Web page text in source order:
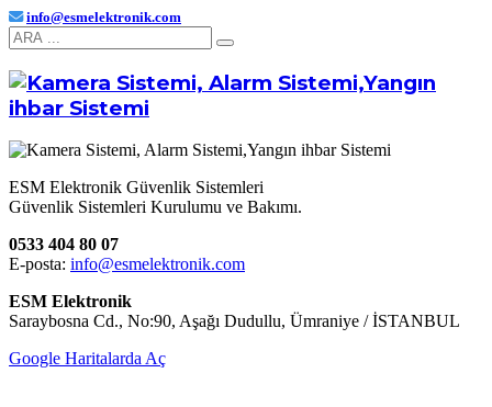
info@esmelektronik.com
ESM Elektronik Güvenlik Sistemleri
Güvenlik Sistemleri Kurulumu ve Bakımı.
0533 404 80 07
E-posta: info@esmelektronik.com
ESM Elektronik
Saraybosna Cd., No:90, Aşağı Dudullu, Ümraniye / İSTANBUL
Google Haritalarda Aç